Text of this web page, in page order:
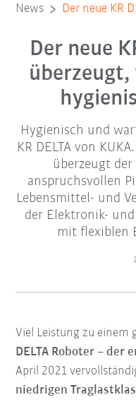
News Der neue KR
Der neue
überzeugt,
Hygienisch und
KR DELTA von
überzeugt
anspruchsvollen
Lebensmittel- und
der Elektronik-
mit flexiblen
Viel Leistung zu einem
DELTA Roboter – der
April 2021
niedrigen